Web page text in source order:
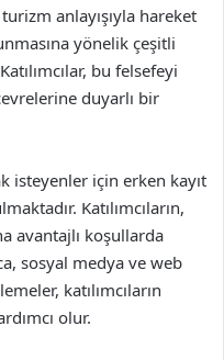
anlayışıyla hareket
yönelik çeşitli
bu felsefeyi
duyarlı bir
isteyenler için erken kayıt
Katılımcıların,
avantajlı koşullarda
sosyal medya ve web
katılımcıların
olur.